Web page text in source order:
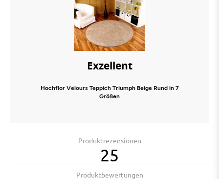
Exzellent
Hochflor Velours Teppich Triumph Beige Rund in 7
Größen
Produktrezensionen
25
Produktbewertungen